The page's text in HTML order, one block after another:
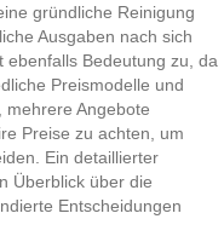
gründliche Reinigung
Ausgaben nach sich
ebenfalls Bedeutung zu, da
Preismodelle und
mehrere Angebote
Preise zu achten, um
Ein detaillierter
Überblick über die
Entscheidungen